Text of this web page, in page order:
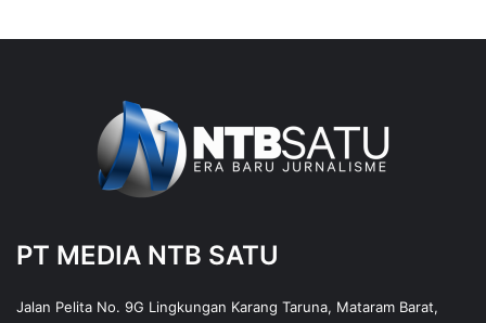
PT MEDIA NTB SATU
Jalan Pelita No. 9G Lingkungan Karang Taruna, Mataram Barat,